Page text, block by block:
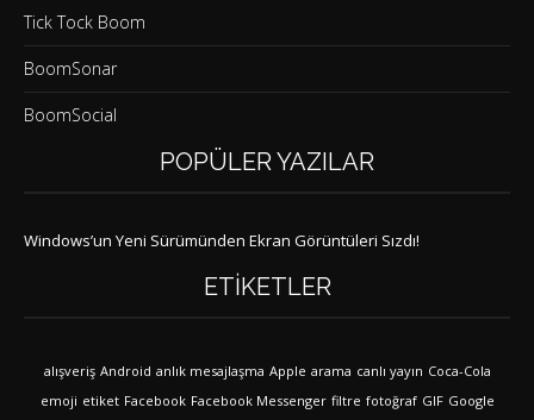
Tick Tock Boom
BoomSonar
BoomSocial
POPÜLER YAZILAR
Windows’un Yeni Sürümünden Ekran Görüntüleri Sızdı!
ETIKETLER
alışveriş Android anlık mesajlaşma Apple arama canlı yayın Coca-Cola
emoji etiket Facebook Facebook Messenger filtre fotoğraf GIF Google